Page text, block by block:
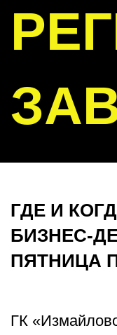
ГДЕ И
БИЗНЕС-
ПЯТНИЦА
ГК